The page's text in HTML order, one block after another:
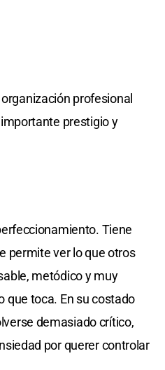
profesional
prestigio y
Tiene
permite ver lo que otros
metódico y muy
que toca. En su costado
demasiado crítico,
por querer controlar